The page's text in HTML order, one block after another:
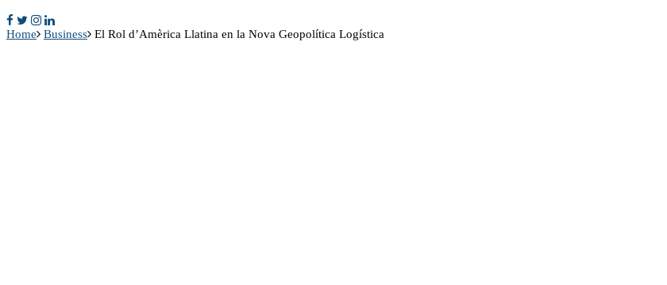
Home Business El Rol d’Amèrica Llatina en la Nova Geopolítica Logística